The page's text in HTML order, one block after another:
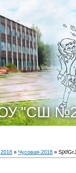
"СШ
2018 » Чусовая-2018 »